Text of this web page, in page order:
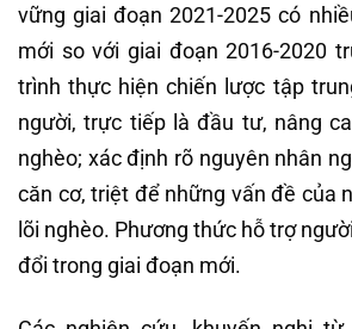
vững giai đoạn 2021-2025 có
mới so với giai đoạn 2016-2020
trình thực hiện chiến lược tập
người, trực tiếp là đầu tư, nâng
nghèo; xác định rõ nguyên nhân
căn cơ, triệt để những vấn đề của
lõi nghèo. Phương thức hỗ trợ
đổi trong giai đoạn mới.